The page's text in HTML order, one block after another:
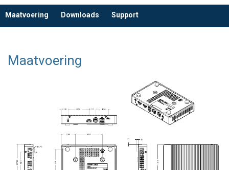
Maatvoering Downloads Support
Maatvoering